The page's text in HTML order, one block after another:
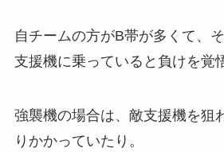
自チームの方がB帯が多くて、
支援機に乗っていると負けを覚
強襲機の場合は、敵支援機を狙
りかかっていたり。